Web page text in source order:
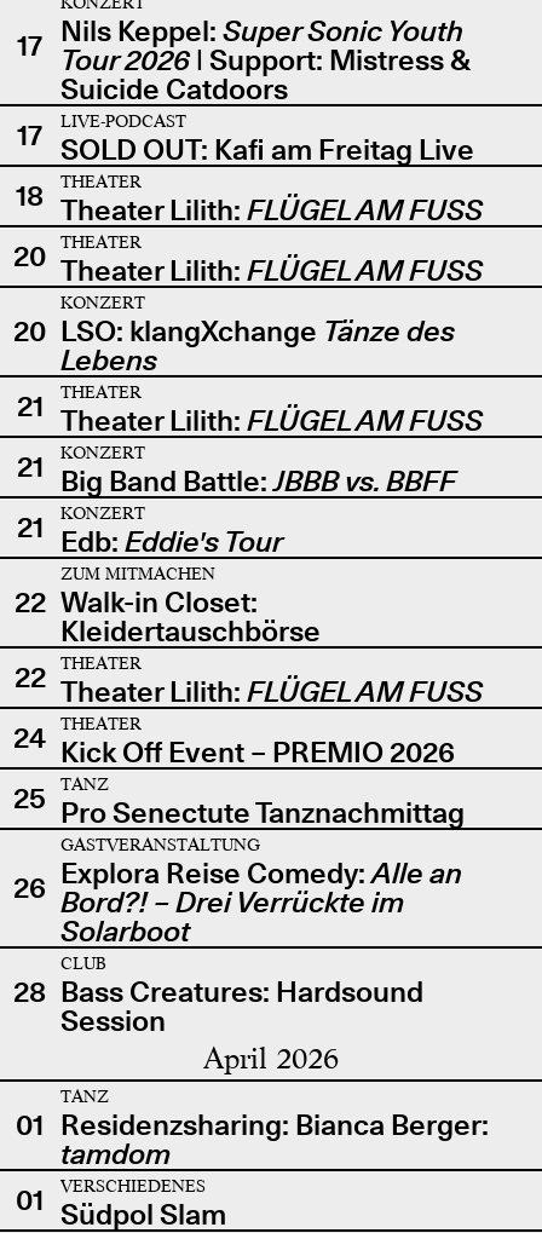
17 Nils Keppel: Super Sonic Youth
Tour 2026| Support: Mistress &
Suicide Catdoors
17
LIVE-PODCAST
SOLD OUT: Kafi am Freitag Live
18
THEATER
Theater Lilith: FLÜGEL AM FUSS
20
THEATER
Theater Lilith: FLÜGEL AM FUSS
20
KONZERT
LSO: klangXchange Tänze des
Lebens
21
THEATER
Theater Lilith: FLÜGEL AM FUSS
21
KONZERT
Big Band Battle:JBBB vs. BBFF
21
KONZERT
Edb: Eddie's Tour
22
ZUM MITMACHEN
Walk-in Closet:
Kleidertauschbörse
22
THEATER
Theater Lilith: FLÜGEL AM FUSS
24
THEATER
Kick Off Event – PREMIO 2026
25
TANZ
Pro Senectute Tanznachmittag
26
GASTVERANSTALTUNG
Explora Reise Comedy:Alle an
Bord?! – Drei Verrückte im
Solarboot
28
CLUB
Bass Creatures: Hardsound
Session
April 2026
01
TANZ
Residenzsharing: Bianca Berger:
tamdom
01
VERSCHIEDENES
Südpol Slam